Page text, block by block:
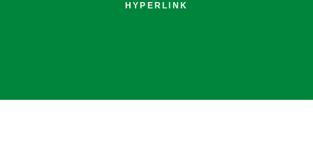
HYPERLINK